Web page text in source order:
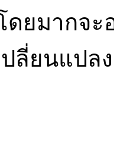
ดยมากจะ
ลี่ยนแปล